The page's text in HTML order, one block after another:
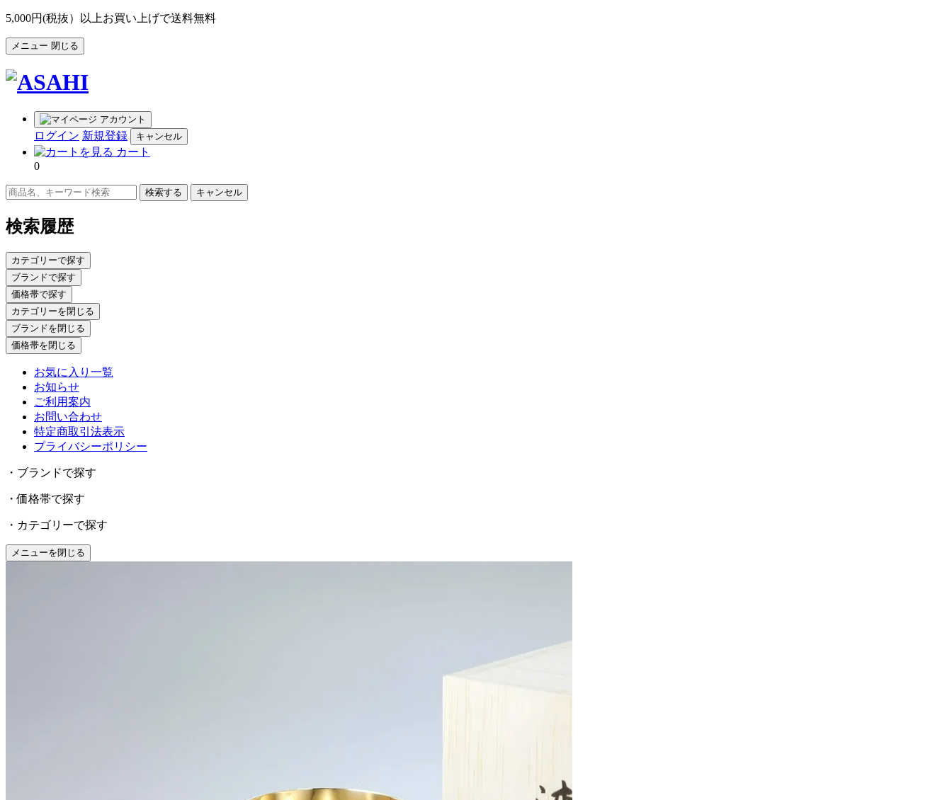
5,000円(税抜）以上お買い上げで送料無料
メニュー 閉じる
アカウント
ログイン 新規登録 キャンセル
カート
0
キャンセル
検索履歴
カテゴリーで探す
ブランドで探す
価格帯で探す
カテゴリーを閉じる
ブランドを閉じる
価格帯を閉じる
お気に入り一覧
お知らせ
ご利用案内
お問い合わせ
特定商取引法表示
プライバシーポリシー
・ブランドで探す
・価格帯で探す
・カテゴリーで探す
メニューを閉じる